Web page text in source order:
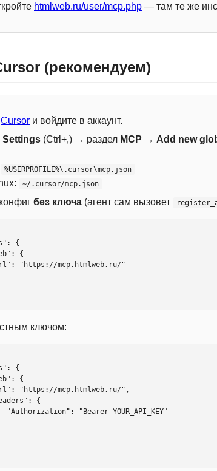
htmlweb.ru/user/mcp.php — там те же
(рекомендуем)
Cursor и войдите в аккаунт.
(Ctrl+,) → раздел MCP → Add new
%USERPROFILE%\.cursor\mcp.json
~/.cursor/mcp.json
без ключа (агент сам вызовет
ключом: